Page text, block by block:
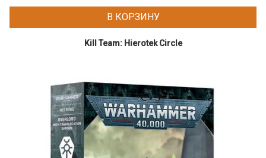
В КОРЗИНУ
Kill Team: Hierotek Circle